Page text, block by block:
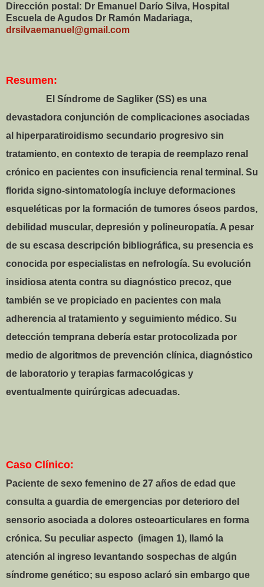
Dirección postal: Dr Emanuel Darío Silva, Hospital
Escuela de Agudos Dr Ramón Madariaga,
drsilvaemanuel@gmail.com
Resumen:
El Síndrome de Sagliker (SS) es una
devastadora conjunción de complicaciones asociadas
al hiperparatiroidismo secundario progresivo sin
tratamiento, en contexto de terapia de reemplazo renal
crónico en pacientes con insuficiencia renal terminal. Su
florida signo-sintomatología incluye deformaciones
esqueléticas por la formación de tumores óseos pardos,
debilidad muscular, depresión y polineuropatía. A pesar
de su escasa descripción bibliográfica, su presencia es
conocida por especialistas en nefrología. Su evolución
insidiosa atenta contra su diagnóstico precoz, que
también se ve propiciado en pacientes con mala
adherencia al tratamiento y seguimiento médico. Su
detección temprana debería estar protocolizada por
medio de algoritmos de prevención clínica, diagnóstico
de laboratorio y terapias farmacológicas y
eventualmente quirúrgicas adecuadas.
Caso Clínico:
Paciente de sexo femenino de 27 años de edad que
consulta a guardia de emergencias por deterioro del
sensorio asociada a dolores osteoarticulares en forma
crónica. Su peculiar aspecto (imagen 1),
llamó la
atención al ingreso levantando sospechas de algún
síndrome genético; su esposo aclaró sin embargo que